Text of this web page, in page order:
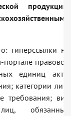
продукции,
гиперссылки на
правовой
единиц акта,
категории лиц,
требования; вид
обязанных